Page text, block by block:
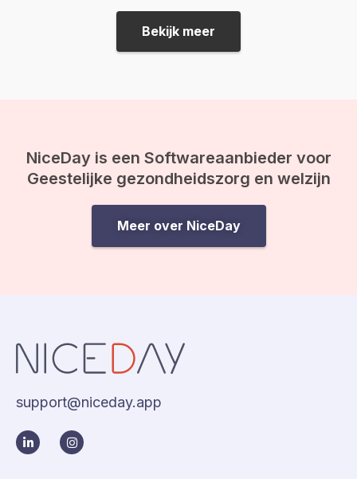
tricks en noem maar op, wordt
de belangrijkste onderliggende
drijfveer nog weleens vergeten:
Bekijk meer
NiceDay is een Softwareaanbieder voor
Geestelijke gezondheidszorg en welzijn
Meer over NiceDay
support@niceday.app